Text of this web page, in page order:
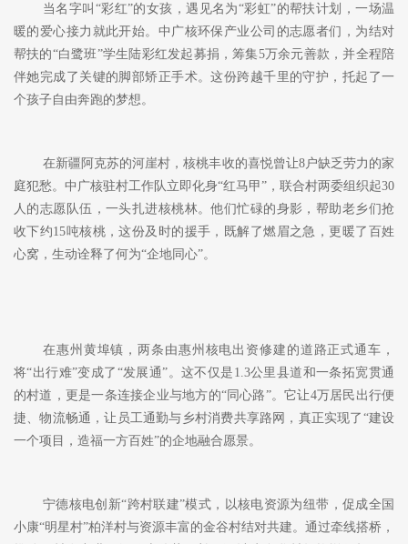
当名字叫 “彩红”的女孩，遇见名为“彩虹”的帮扶计划，一场温
暖的爱心接力 就此开始。中广核环保产业公司的志愿者们，为结对
帮扶的“白鹭班”学生陆彩红发起募捐，筹集5万余元善款，并全程陪
伴她完成了关键的脚部矫正手术。这份跨越千里的守护，托起了一
个孩子自由奔跑的梦想。
在新疆阿克苏的河崖村，核桃丰收的喜悦曾让8户缺乏劳力的家
庭犯愁。中广核驻村工作队立即化身“红马甲”，联合村两委组织起30
人的志愿队伍，一头扎进核桃林。他们忙碌的身影，帮助老乡们抢
收下约15吨核桃，这份及时的援手， 既解了燃眉之急，更暖了百姓
心窝， 生动诠释了何为“企地同心”。
在惠州黄埠镇，两条由惠州核电出资修建的道路正式通车，
将“出行难”变成了“发展通”。这不仅是1.3公里县道和一条拓宽贯通
的村道 ，更是一条连接企业与地方的“同心路”。它让4万居民出行便
捷、物流畅通，让员工通勤与乡村消费共享路网，真正实现了“建设
一个项目，造福一方百姓”的企地融合愿景。
宁德核电创新“跨村联建”模式，以核电资源为纽带，促成全国
小康“明星村”柏洋村与资源丰富的金谷村结对共建。通过牵线搭桥，